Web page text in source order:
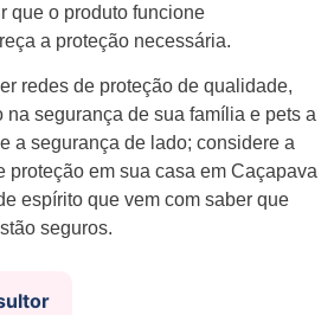
que o produto funcione
a proteção necessária.
redes de proteção de qualidade,
segurança de sua família e pets a
a segurança de lado; considere a
proteção em sua casa em Caçapava
espírito que vem com saber que
seguros.